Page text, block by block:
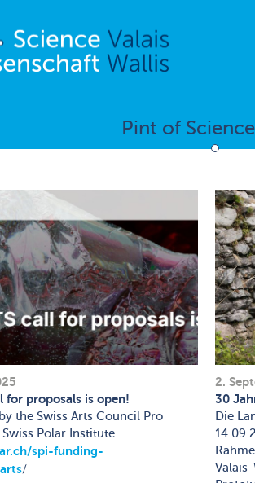
Pint of
for proposals is open!
the Swiss Arts Council Pro
Polar Institute
spi-funding-
/
2.
30
Die